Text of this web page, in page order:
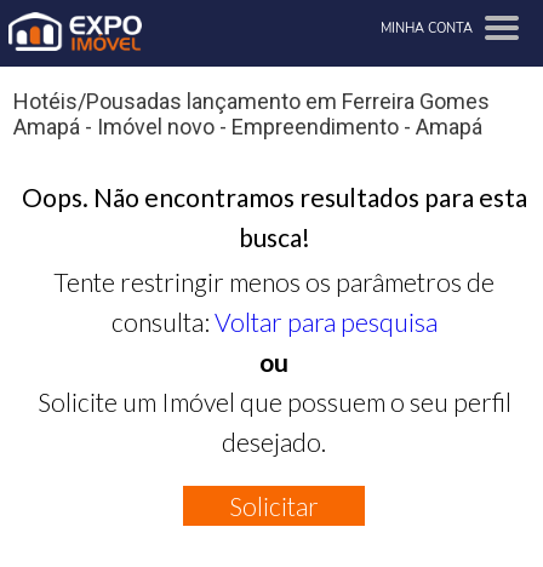
MINHA CONTA
Hotéis/Pousadas lançamento em Ferreira Gomes
Amapá - Imóvel novo - Empreendimento - Amapá
Oops. Não encontramos resultados para esta
busca!
Tente restringir menos os parâmetros de
consulta: Voltar para pesquisa
ou
Solicite um Imóvel que possuem o seu perfil
desejado.
Solicitar